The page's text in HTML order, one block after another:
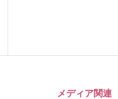
メディア関連